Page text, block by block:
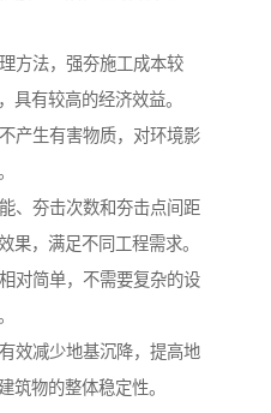
方法，强夯施工成本较
具有较高的经济效益。
产生有害物质，对环境影
、夯击次数和夯击点间距
果，满足不同工程需求。
对简单，不需要复杂的设
效减少地基沉降，提高地
筑物的整体稳定性。